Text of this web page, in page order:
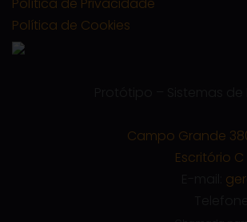
Política de Privacidade
Política de Cookies
Campo Grande
Escritório